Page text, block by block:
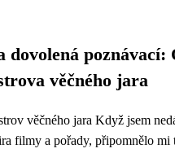
dovolená poznávací:
věčného jara
věčného jara Když jsem
filmy a pořady, připomnělo mi